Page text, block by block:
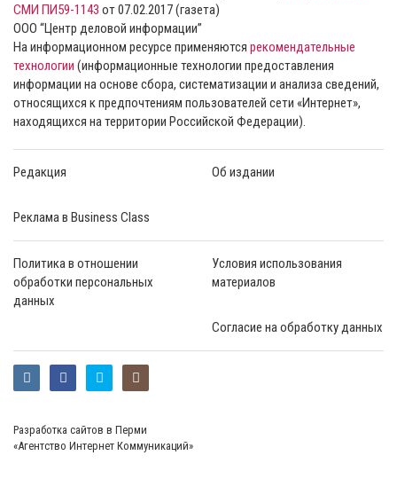
СМИ ПИ59-1143 от 07.02.2017 (газета)
ООО “Центр деловой информации”
На информационном ресурсе применяются рекомендательные
технологии (информационные технологии предоставления
информации на основе сбора, систематизации и анализа сведений,
относящихся к предпочтениям пользователей сети «Интернет»,
находящихся на территории Российской Федерации).
Редакция Об издании
Реклама в Business Class
Политика в отношении
обработки персональных
данных
Условия использования
материалов
Согласие на обработку данных
Разработка сайтов в Перми
«Агентство Интернет Коммуникаций»